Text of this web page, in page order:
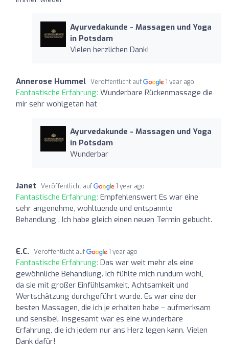
Ayurvedakunde - Massagen und Yoga
in Potsdam
Vielen herzlichen Dank!
Annerose Hummel Veröffentlicht auf 1 year ago
Fantastische Erfahrung: Wunderbare Rückenmassage die
mir sehr wohlgetan hat
Ayurvedakunde - Massagen und Yoga
in Potsdam
Wunderbar
Janet Veröffentlicht auf 1 year ago
Fantastische Erfahrung: Empfehlenswert Es war eine
sehr angenehme, wohltuende und entspannte
Behandlung . Ich habe gleich einen neuen Termin gebucht.
E.C. Veröffentlicht auf 1 year ago
Fantastische Erfahrung: Das war weit mehr als eine
gewöhnliche Behandlung. Ich fühlte mich rundum wohl,
da sie mit großer Einfühlsamkeit, Achtsamkeit und
Wertschätzung durchgeführt wurde. Es war eine der
besten Massagen, die ich je erhalten habe – aufmerksam
und sensibel. Insgesamt war es eine wunderbare
Erfahrung, die ich jedem nur ans Herz legen kann. Vielen
Dank dafür!